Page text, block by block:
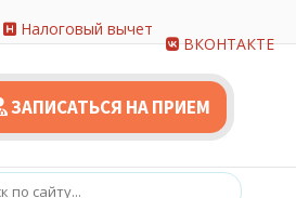
Налоговый вычет
ВКОНТАКТЕ
ЗАПИСАТЬСЯ НА ПРИЕМ